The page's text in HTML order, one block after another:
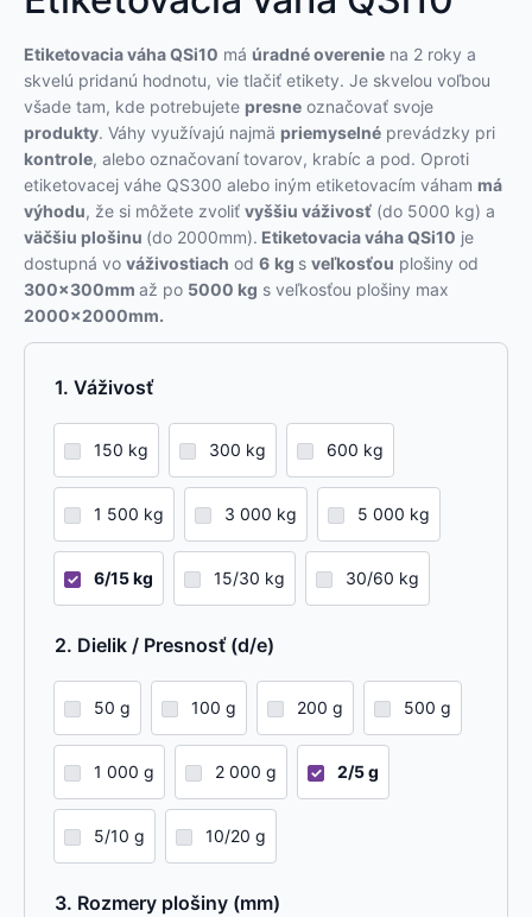
Etiketovacia váha QSi10 má úradné overenie na 2 roky a
skvelú pridanú hodnotu, vie tlačiť etikety. Je skvelou voľbou
všade tam, kde potrebujete presne označovať svoje
produkty. Váhy využívajú najmä priemyselné prevádzky pri
kontrole, alebo označovaní tovarov, krabíc a pod. Oproti
etiketovacej váhe QS300 alebo iným etiketovacím váham má
výhodu, že si môžete zvoliť vyššiu váživosť (do 5000 kg) a
väčšiu plošinu (do 2000mm). Etiketovacia váha QSi10 je
dostupná vo váživostiach od 6 kg s veľkosťou plošiny od
300x300mm až po 5000 kg s veľkosťou plošiny max
2000x2000mm.
Váživosť
150 kg 300 kg 600 kg
1 500 kg 3 000 kg 5 000 kg
6/15 kg 15/30 kg 30/60 kg
Dielik / Presnosť (d/e)
50 g 100 g 200 g 500 g
1 000 g 2 000 g 2/5 g
5/10 g 10/20 g
Rozmery plošiny (mm)